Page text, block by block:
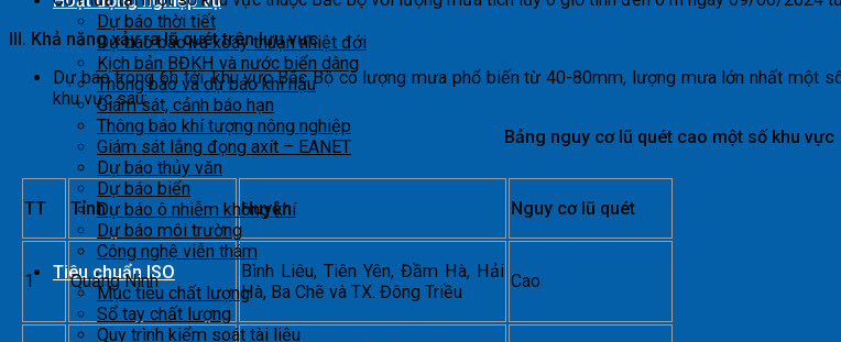
Dự báo thời tiết
Dự báo bão và xoáy thuận nhiệt đới
Kịch bản BĐKH và nước biển dâng
Thông báo và dự báo khí hậu
Giám sát, cảnh báo hạn
Thông báo khí tượng nông nghiệp
Giám sát lắng đọng axít – EANET
Dự báo thủy văn
Dự báo biển
Dự báo ô nhiễm không khí
Dự báo môi trường
Công nghệ viễn thám
Tiêu chuẩn ISO
Mục tiêu chất lượng
Sổ tay chất lượng
Quy trình kiểm soát tài liệu
III. Khả năng xảy ra lũ quét trên lưu vực
Dự báo trong 6h tới, khu vực Bắc Bộ có lượng mưa phổ biến từ 40-80mm, lượng mưa lớn nhất một
khu vực sau:
Bảng nguy cơ lũ quét cao một số khu vực
TT Tỉnh Huyện Nguy cơ lũ quét
1 Quảng Ninh
Bình Liêu, Tiên Yên, Đầm Hà, Hải
Hà, Ba Chẽ và TX. Đông Triều
Cao